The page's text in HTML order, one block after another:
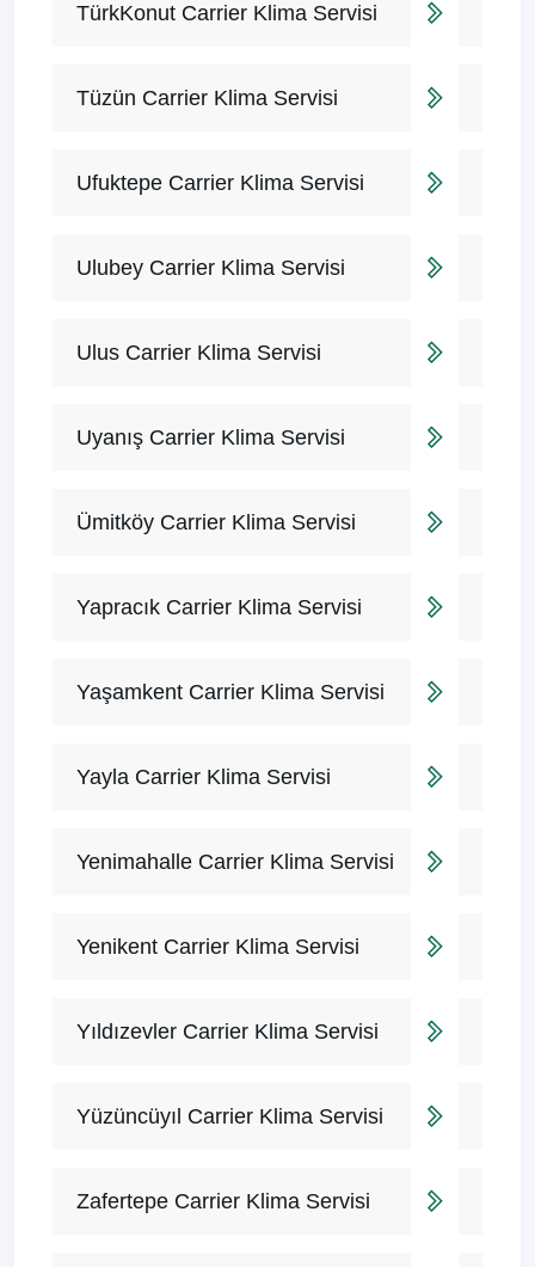
TürkKonut Carrier Klima Servisi
Tüzün Carrier Klima Servisi
Ufuktepe Carrier Klima Servisi
Ulubey Carrier Klima Servisi
Ulus Carrier Klima Servisi
Uyanış Carrier Klima Servisi
Ümitköy Carrier Klima Servisi
Yapracık Carrier Klima Servisi
Yaşamkent Carrier Klima Servisi
Yayla Carrier Klima Servisi
Yenimahalle Carrier Klima Servisi
Yenikent Carrier Klima Servisi
Yıldızevler Carrier Klima Servisi
Yüzüncüyıl Carrier Klima Servisi
Zafertepe Carrier Klima Servisi